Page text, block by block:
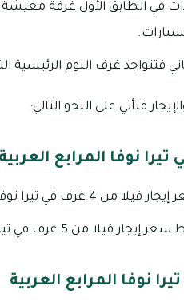
في الطابق الأول غرفة
فتتواجد غرف النوم
فتأتي على النحو التالي:
تيرا نوفا المرابع العربية
العربية نحو 400 ألف درهم إماراتي سنوياً.
نوفا المرابع العربية نحو 460 ألف درهم إماراتي سنوياً.
نوفا المرابع العربية